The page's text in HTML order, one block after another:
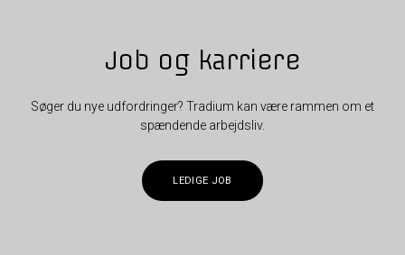
Job og karriere
Søger du nye udfordringer? Tradium kan være rammen om et
spændende arbejdsliv.
LEDIGE JOB